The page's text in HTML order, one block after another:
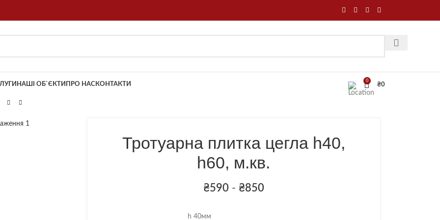
НАШІ ОБ`ЄКТИ ПРО НАСКОНТАКТИ
0
₴0
Тротуарна плитка цегла h40,
h60, м.кв.
₴590 - ₴850
h 40мм